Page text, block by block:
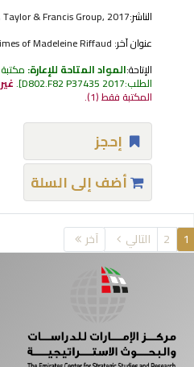
الناشر:& Francis Group, 2017
عنوان آخر: of Madeleine Riffaud
الإتاحة:المواد المتاحة للإعارة: مكتبة
الطلب:D802.F82 P37435 2017
.
المكتبة فقط(1).
إحجز
أضف إلى السلة
1
2 التالي آخر